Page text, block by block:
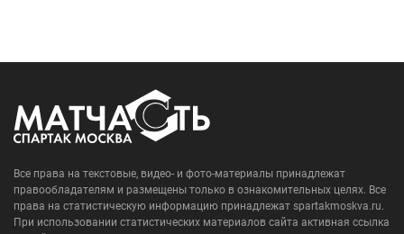
Все права на текстовые, видео- и фото-материалы принадлежат
правообладателям и размещены только в ознакомительных целях. Все
права на статистическую информацию принадлежат spartakmoskva.ru.
При использовании статистических материалов сайта активная ссылка